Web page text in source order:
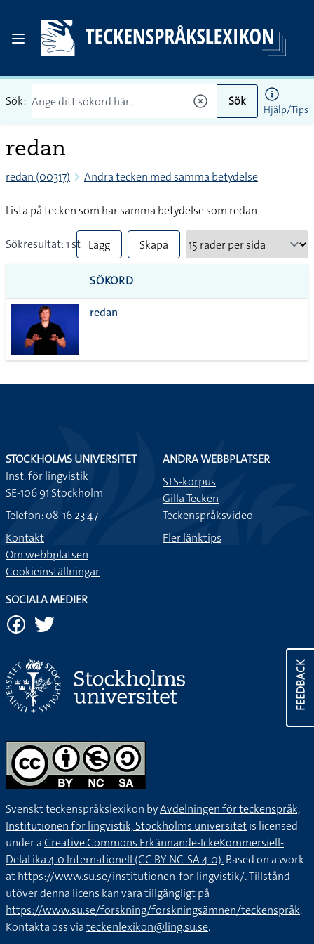
Sök: Sök
Hjälp/Tips
redan
redan (00317) Andra tecken med samma betydelse
Lista på tecken som har samma betydelse som redan
Sökresultat: 1 st Lägg
till
alla i
Skapa
SÖKORD
redan
FEEDBACK
STOCKHOLMS UNIVERSITET
Inst. för lingvistik
SE-106 91 Stockholm
Telefon: 08-16 23 47
Kontakt
Om webbplatsen
Cookieinställningar
ANDRA WEBBPLATSER
STS-korpus
Gilla Tecken
Teckenspråksvideo
Fler länktips
SOCIALA MEDIER
Svenskt teckenspråkslexikon byAvdelningen för teckenspråk,
Institutionen för lingvistik, Stockholms universitetis licensed
under aCreative Commons Erkännande-IckeKommersiell-
DelaLika 4.0 Internationell (CC BY-NC-SA 4.0).Based on a work
athttps://www.su.se/institutionen-for-lingvistik/. Tillstånd
utöver denna licens kan vara tillgängligt på
https://www.su.se/forskning/forskningsämnen/teckenspråk.
Kontakta oss viateckenlexikon@ling.su.se.